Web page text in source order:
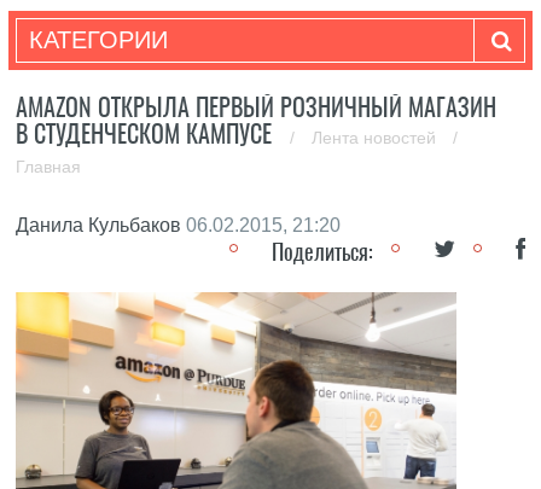
КАТЕГОРИИ
AMAZON ОТКРЫЛА ПЕРВЫЙ РОЗНИЧНЫЙ МАГАЗИН
В СТУДЕНЧЕСКОМ КАМПУСЕ
/ Лента новостей
/
Главная
Данила Кульбаков 06.02.2015, 21:20
Поделиться: